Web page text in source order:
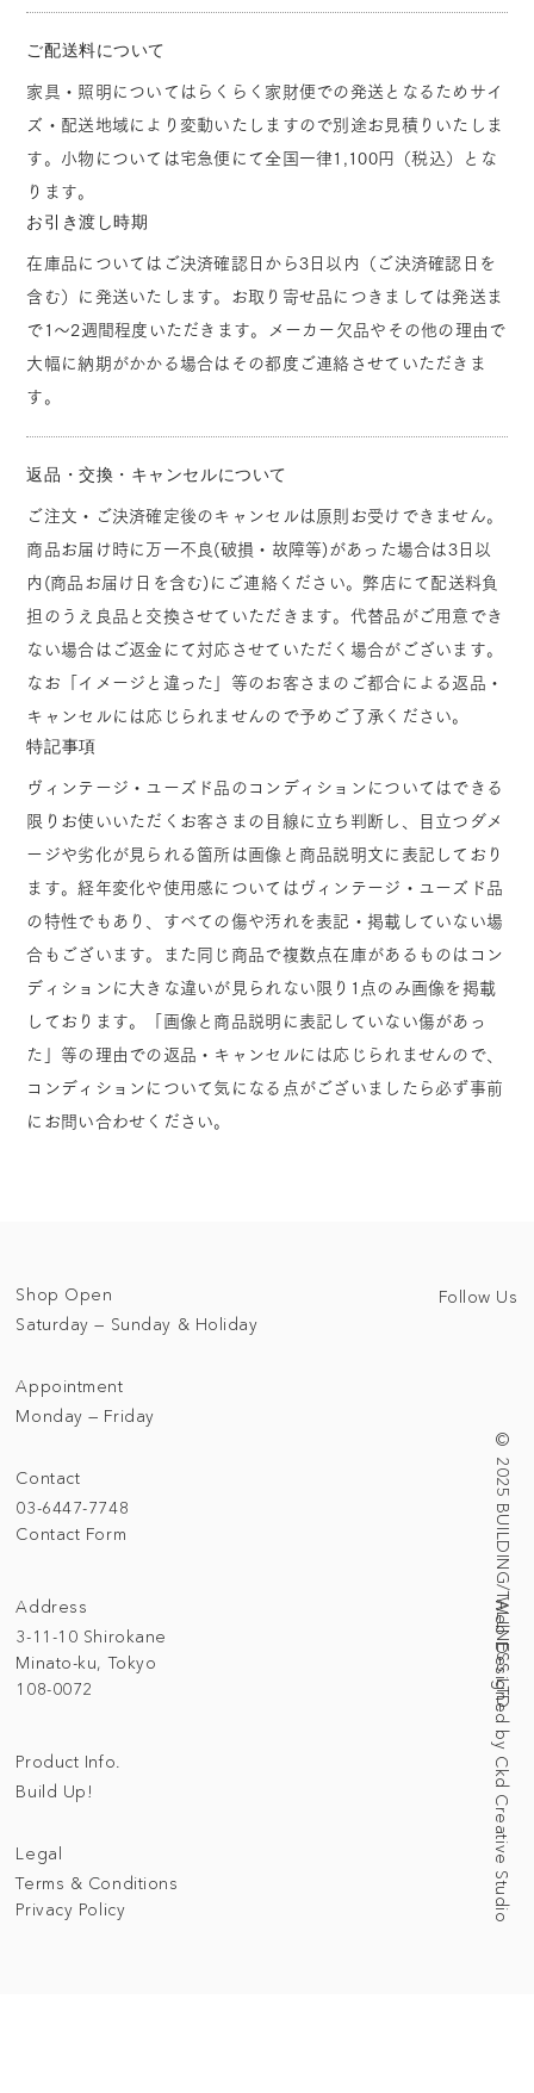
ご配送料について
家具・照明についてはらくらく家財便での発送となるためサイ
ズ・配送地域により変動いたしますので別途お見積りいたしま
す。小物については宅急便にて全国一律1,100円（税込）とな
ります。
お引き渡し時期
在庫品についてはご決済確認日から3日以内（ご決済確認日を
含む）に発送いたします。お取り寄せ品につきましては発送ま
で1～2週間程度いただきます。メーカー欠品やその他の理由で
大幅に納期がかかる場合はその都度ご連絡させていただきま
す。
返品・交換・キャンセルについて
ご注文・ご決済確定後のキャンセルは原則お受けできません。
商品お届け時に万一不良(破損・故障等)があった場合は3日以
内(商品お届け日を含む)にご連絡ください。弊店にて配送料負
担のうえ良品と交換させていただきます。代替品がご用意でき
ない場合はご返金にて対応させていただく場合がございます。
なお「イメージと違った」等のお客さまのご都合による返品・
キャンセルには応じられませんので予めご了承ください。
特記事項
ヴィンテージ・ユーズド品のコンディションについてはできる
限りお使いいただくお客さまの目線に立ち判断し、目立つダメ
ージや劣化が見られる箇所は画像と商品説明文に表記しており
ます。経年変化や使用感についてはヴィンテージ・ユーズド品
の特性でもあり、すべての傷や汚れを表記・掲載していない場
合もございます。また同じ商品で複数点在庫があるものはコン
ディションに大きな違いが見られない限り1点のみ画像を掲載
しております。「画像と商品説明に表記していない傷があっ
た」等の理由での返品・キャンセルには応じられませんので、
コンディションについて気になる点がございましたら必ず事前
にお問い合わせください。
Address
3-11-10 Shirokane
Minato-ku, Tokyo
108-0072
© 2025 BUILDING/TALLNESS LTD.
Web Designed by Ckd Creative Studio
Contact
03-6447-7748
Contact Form
Shop Open
Saturday — Sunday & Holiday
Appointment
Monday — Friday
Legal
Terms & Conditions
Privacy Policy
Product Info.
Build Up!
Follow Us